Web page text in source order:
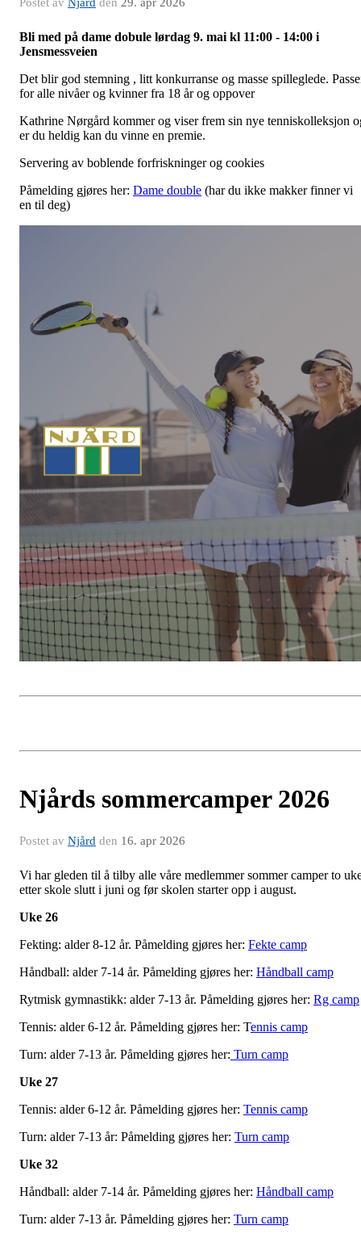
Bli med på dame dobule lørdag 9. mai kl 11:00 - 14:00 i
Jensmessveien
Det blir god stemning , litt konkurranse og masse spilleglede.
for alle nivåer og kvinner fra 18 år og oppover
Kathrine Nørgård kommer og viser frem sin nye tenniskolleksjon
er du heldig kan du vinne en premie.
Servering av boblende forfriskninger og cookies
Påmelding gjøres her: Dame double (har du ikke makker finner vi
en til deg)
Njårds sommercamper 2026
Postet av Njård den 16. apr 2026
Vi har gleden til å tilby alle våre medlemmer sommer camper to
etter skole slutt i juni og før skolen starter opp i august.
Uke 26
Fekting: alder 8-12 år. Påmelding gjøres her: Fekte camp
Håndball: alder 7-14 år. Påmelding gjøres her: Håndball camp
Rytmisk gymnastikk: alder 7-13 år. Påmelding gjøres her: Rg camp
Tennis: alder 6-12 år. Påmelding gjøres her: Tennis camp
Turn: alder 7-13 år. Påmelding gjøres her: Turn camp
Uke 27
Tennis: alder 6-12 år. Påmelding gjøres her: Tennis camp
Turn: alder 7-13 år: Påmelding gjøres her: Turn camp
Uke 32
Håndball: alder 7-14 år. Påmelding gjøres her: Håndball camp
Turn: alder 7-13 år. Påmelding gjøres her: Turn camp